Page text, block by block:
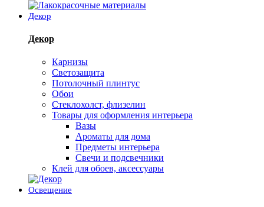
Декор
Декор
Карнизы
Светозащита
Потолочный плинтус
Обои
Стеклохолст, флизелин
Товары для оформления интерьера
Вазы
Ароматы для дома
Предметы интерьера
Свечи и подсвечники
Клей для обоев, аксессуары
Освещение